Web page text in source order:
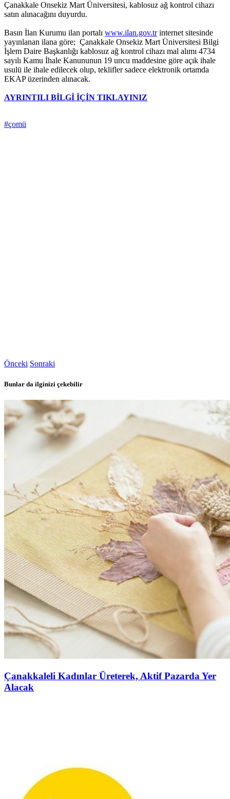
Çanakkale Onsekiz Mart Üniversitesi, kablosuz ağ kontrol cihazı
satın alınacağını duyurdu.
Basın İlan Kurumu ilan portalı www.ilan.gov.trinternet sitesinde
yayınlanan ilana göre; Çanakkale Onsekiz Mart Üniversitesi Bilgi
İşlem Daire Başkanlığı kablosuz ağ kontrol cihazı mal alımı 4734
sayılı Kamu İhale Kanununun 19 uncu maddesine göre açık ihale
usulü ile ihale edilecek olup, teklifler sadece elektronik ortamda
EKAP üzerinden alınacak.
AYRINTILI BİLGİ İÇİN TIKLAYINIZ
#çomü
Önceki Sonraki
Bunlar da ilginizi çekebilir
Çanakkaleli Kadınlar Üreterek, Aktif Pazarda Yer
Alacak